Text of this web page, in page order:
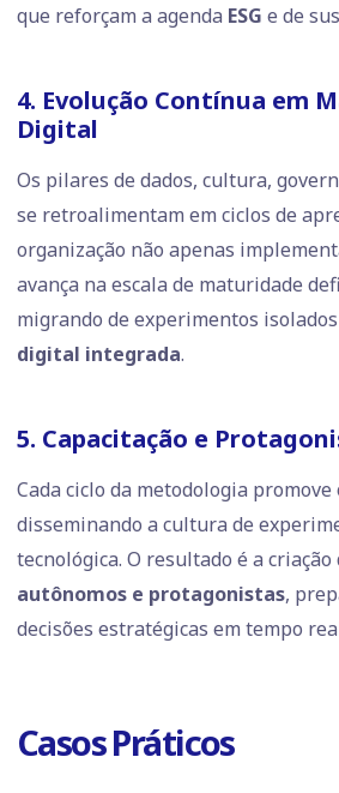
que reforçam a agenda ESG e de
4. Evolução Contínua em
Digital
Os pilares de dados, cultura,
se retroalimentam em ciclos de
organização não apenas
avança na escala de maturidade
migrando de experimentos
digital integrada.
5. Capacitação e
Cada ciclo da metodologia
disseminando a cultura de
tecnológica. O resultado é a criação
autônomos e protagonistas,
decisões estratégicas em tempo
Casos Práticos